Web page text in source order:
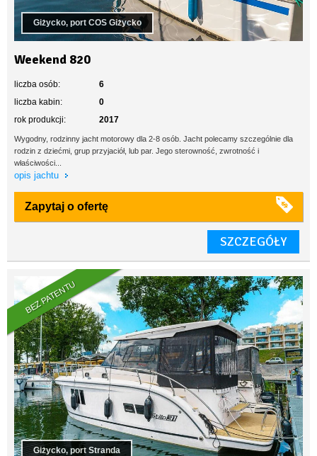
Giżycko, port COS Giżycko
Weekend 820
liczba osób:
6
liczba kabin:
0
rok produkcji:
2017
Wygodny, rodzinny jacht motorowy dla 2-8 osób. Jacht polecamy szczególnie dla
rodzin z dziećmi, grup przyjaciół, lub par. Jego sterowność, zwrotność i
właściwości...
opis jachtu
Zapytaj o ofertę
SZCZEGÓŁY
BEZ PATENTU
Giżycko, port Stranda